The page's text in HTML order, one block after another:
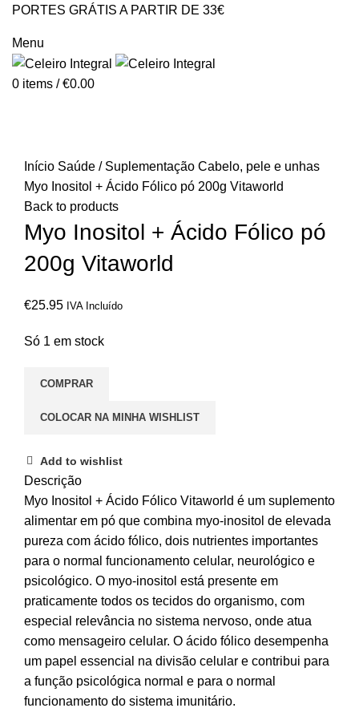
PORTES GRÁTIS A PARTIR DE 33€
Menu
0 items / €0.00
Início Saúde / Suplementação Cabelo, pele e unhas
Myo Inositol + Ácido Fólico pó 200g Vitaworld
Back to products
Myo Inositol + Ácido Fólico pó
200g Vitaworld
€25.95 IVA Incluído
Só 1 em stock
COMPRAR
COLOCAR NA MINHA WISHLIST
Add to wishlist
Descrição
Myo Inositol + Ácido Fólico Vitaworld é um suplemento
alimentar em pó que combina myo-inositol de elevada
pureza com ácido fólico, dois nutrientes importantes
para o normal funcionamento celular, neurológico e
psicológico. O myo-inositol está presente em
praticamente todos os tecidos do organismo, com
especial relevância no sistema nervoso, onde atua
como mensageiro celular. O ácido fólico desempenha
um papel essencial na divisão celular e contribui para
a função psicológica normal e para o normal
funcionamento do sistema imunitário.